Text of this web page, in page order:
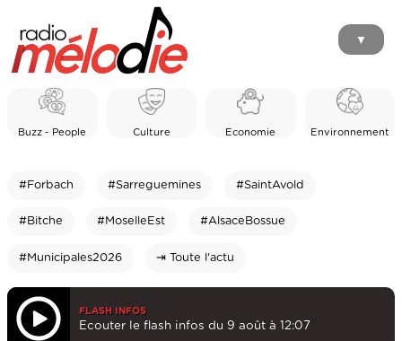
▼
Buzz - People Culture Economie Environnement
#Forbach #Sarreguemines #SaintAvold
#Bitche #MoselleEst #AlsaceBossue
#Municipales2026 ⇥ Toute l'actu
FLASH INFOS
Ecouter le flash infos du 9 août à 12:07